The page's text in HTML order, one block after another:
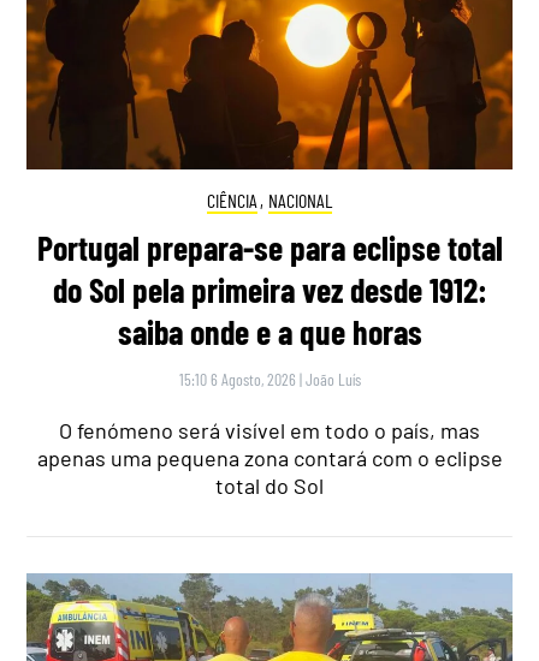
CIÊNCIA , NACIONAL
Portugal prepara-se para eclipse total
do Sol pela primeira vez desde 1912:
saiba onde e a que horas
15:10 6 Agosto, 2026 |João Luís
O fenómeno será visível em todo o país, mas
apenas uma pequena zona contará com o eclipse
total do Sol